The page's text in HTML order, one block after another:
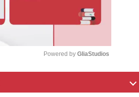
Powered by GliaStudios